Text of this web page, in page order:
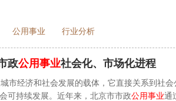
公用事业 行业分析
政公用事业社会化、市场化进程
市经济和社会发展的载体，它直接关系到社
可持续发展。近年来，北京市市政公用事业通